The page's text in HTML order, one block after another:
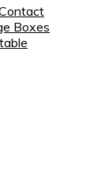
Boxes